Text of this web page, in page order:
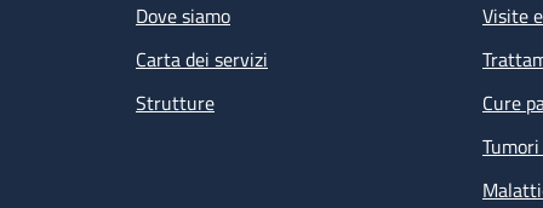
Dove siamo
Carta dei servizi
Strutture
Visite
Cure